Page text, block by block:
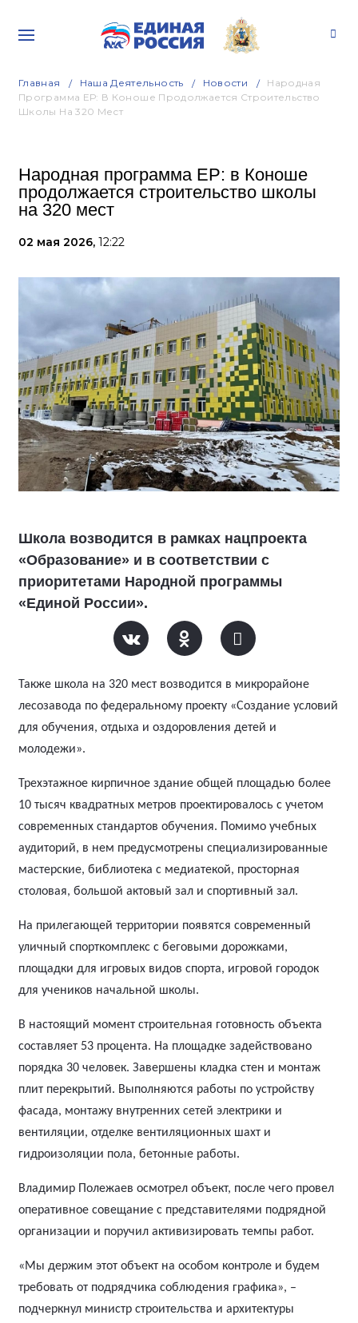
Главная Наша Деятельность Новости
Народная
Программа ЕР: В Коноше Продолжается Строительство
Школы На 320 Мест
Народная программа ЕР: в Коноше
продолжается строительство школы
на 320 мест
02 мая 2026, 12:22
Школа возводится в рамках нацпроекта
«Образование» и в соответствии с
приоритетами Народной программы
«Единой России».
Также школа на 320 мест возводится в микрорайоне
лесозавода по федеральному проекту «Создание условий
для обучения, отдыха и оздоровления детей и
молодежи».
Трехэтажное кирпичное здание общей площадью более
10 тысяч квадратных метров проектировалось с учетом
современных стандартов обучения. Помимо учебных
аудиторий, в нем предусмотрены специализированные
мастерские, библиотека с медиатекой, просторная
столовая, большой актовый зал и спортивный зал.
На прилегающей территории появятся современный
уличный спорткомплекс с беговыми дорожками,
площадки для игровых видов спорта, игровой городок
для учеников начальной школы.
В настоящий момент строительная готовность объекта
составляет 53 процента. На площадке задействовано
порядка 30 человек. Завершены кладка стен и монтаж
плит перекрытий. Выполняются работы по устройству
фасада, монтажу внутренних сетей электрики и
вентиляции, отделке вентиляционных шахт и
гидроизоляции пола, бетонные работы.
Владимир Полежаев осмотрел объект, после чего провел
оперативное совещание с представителями подрядной
организации и поручил активизировать темпы работ.
«Мы держим этот объект на особом контроле и будем
требовать от подрядчика соблюдения графика», –
подчеркнул министр строительства и архитектуры